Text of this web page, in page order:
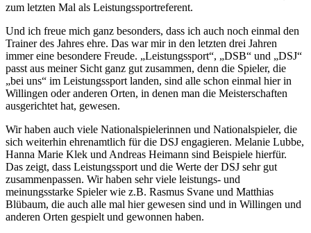
zum letzten Mal als Leistungssportreferent.
Und ich freue mich ganz besonders, dass ich auch noch einmal den
Trainer des Jahres ehre. Das war mir in den letzten drei Jahren
immer eine besondere Freude. „Leistungssport“, „DSB“ und „DSJ“
passt aus meiner Sicht ganz gut zusammen, denn die Spieler, die
„bei uns“ im Leistungssport landen, sind alle schon einmal hier in
Willingen oder anderen Orten, in denen man die Meisterschaften
ausgerichtet hat, gewesen.
Wir haben auch viele Nationalspielerinnen und Nationalspieler, die
sich weiterhin ehrenamtlich für die DSJ engagieren. Melanie Lubbe,
Hanna Marie Klek und Andreas Heimann sind Beispiele hierfür.
Das zeigt, dass Leistungssport und die Werte der DSJ sehr gut
zusammenpassen. Wir haben sehr viele leistungs- und
meinungsstarke Spieler wie z.B. Rasmus Svane und Matthias
Blübaum, die auch alle mal hier gewesen sind und in Willingen und
anderen Orten gespielt und gewonnen haben.